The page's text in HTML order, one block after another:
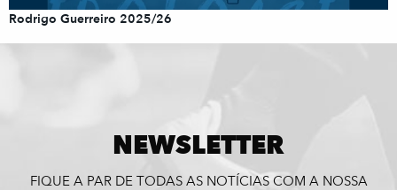
Rodrigo Guerreiro 2025/26
NEWSLETTER
FIQUE A PAR DE TODAS AS NOTÍCIAS COM A NOSSA